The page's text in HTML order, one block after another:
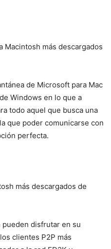
de Microsoft para Mac
Windows en lo que a
todo aquel que busca una
que poder comunicarse con
perfecta.
pueden disfrutar en su
clientes P2P más